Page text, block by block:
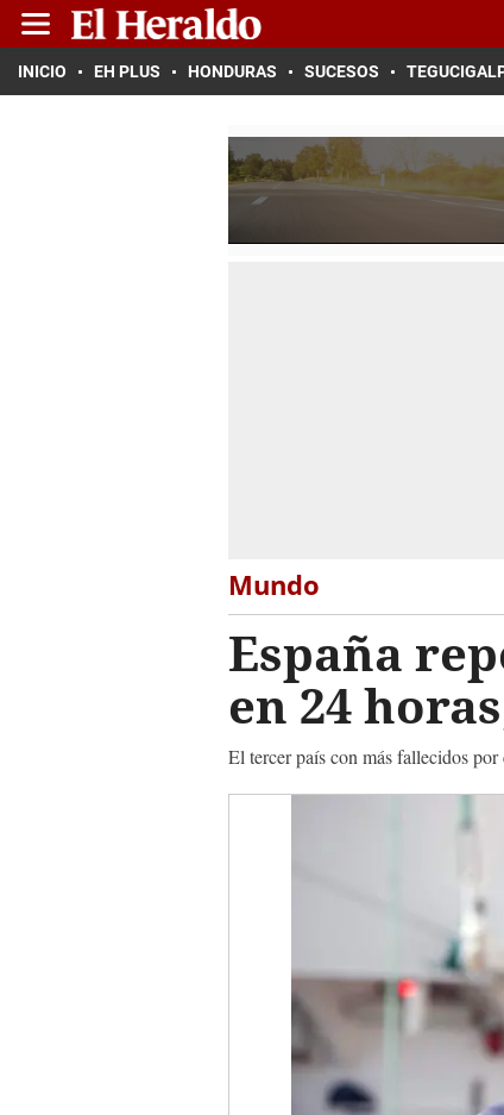
INICIO EH PLUS HONDURAS SUCESOS
Mundo
España
en 24
El tercer país con más fallecidos